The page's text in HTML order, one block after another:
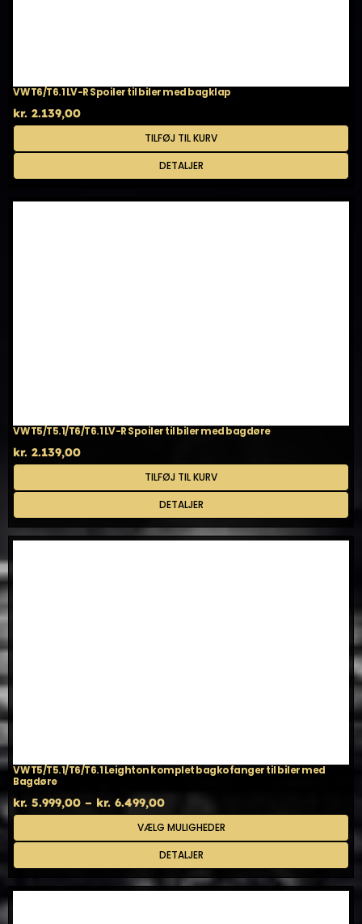
VW T6/T6.1 LV-R Spoiler til biler med bagklap
kr. 2.139,00
TILFØJ TIL KURV
DETALJER
VW T5/T5.1/T6/T6.1 LV-R Spoiler til biler med bagdøre
kr. 2.139,00
TILFØJ TIL KURV
DETALJER
VW T5/T5.1/T6/T6.1 Leighton komplet bagkofanger til biler med
Bagdøre
kr. 5.999,00 – kr. 6.499,00Prisinterval:
kr. 5.999,00
til
kr. 6.499,00
VÆLG MULIGHEDER
Dette
vare
flere
DETALJER